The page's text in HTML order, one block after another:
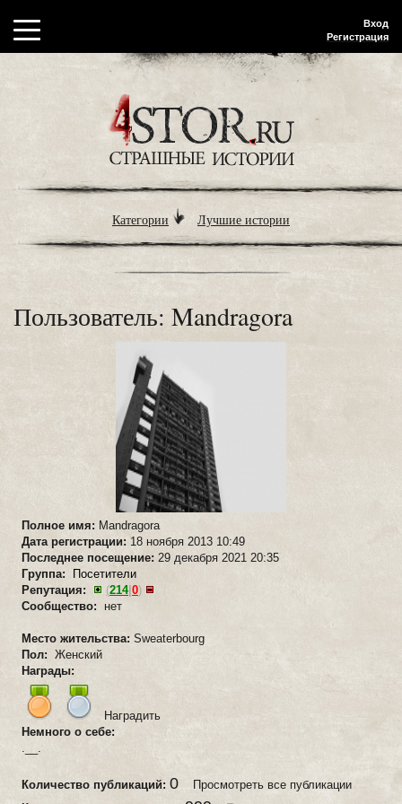
Вход
Регистрация
Категории Лучшие истории
Пользователь: Mandragora
Полное имя: Mandragora
Дата регистрации: 18 ноября 2013 10:49
Последнее посещение: 29 декабря 2021 20:35
Группа:
Посетители
Репутация:
(214| 0)
Сообщество: нет
Место жительства: Sweaterbourg
Пол: Женский
Награды:
Наградить
Немного о себе:
.__.
Количество публикаций: 0 Просмотреть все публикации